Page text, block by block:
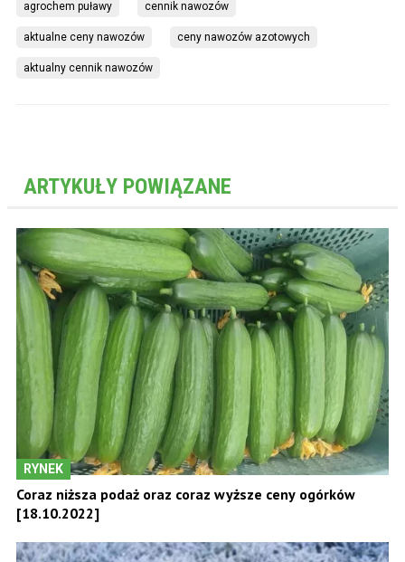
agrochem puławy cennik nawozów
aktualne ceny nawozów ceny nawozów azotowych
aktualny cennik nawozów
ARTYKUŁY POWIĄZANE
RYNEK
Coraz niższa podaż oraz coraz wyższe ceny ogórków
[18.10.2022]